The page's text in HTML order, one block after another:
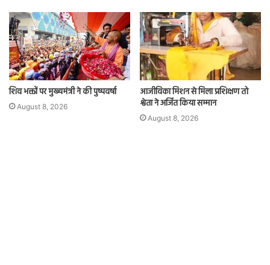
शिव भक्तों पर मुख्यमंत्री ने की पुष्पवर्षा
August 8, 2026
आजीविका मिशन से मिला प्रशिक्षण तो
श्वेता ने अर्जित किया सम्मान
August 8, 2026